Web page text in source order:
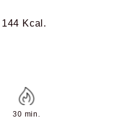
144 Kcal.
30 min.